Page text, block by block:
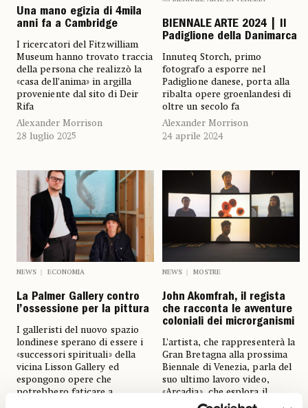
Una mano egizia di 4mila
anni fa a Cambridge
I ricercatori del Fitzwilliam
Museum hanno trovato traccia
della persona che realizzò la
«casa dell’anima» in argilla
proveniente dal sito di Deir
Rifa
Alexander Morrison
28 luglio 2025
BIENNALE ARTE 2024 | Il
Padiglione della Danimarca
Innuteq Storch, primo
fotografo a esporre nel
Padiglione danese, porta alla
ribalta opere groenlandesi di
oltre un secolo fa
Alexander Morrison
24 aprile 2024
NEWS ECONOMIA
La Palmer Gallery contro
l’ossessione per la pittura
I galleristi del nuovo spazio
londinese sperano di essere i
«successori spirituali» della
vicina Lisson Gallery ed
espongono opere che
potrebbero faticare a
NEWS MOSTRE
John Akomfrah, il regista
che racconta le avventure
coloniali dei microrganismi
L’artista, che rappresenterà la
Gran Bretagna alla prossima
Biennale di Venezia, parla del
suo ultimo lavoro video,
«Arcadia», che esplora il
cosiddetto «scambio